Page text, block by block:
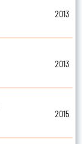
2013
2013
2015